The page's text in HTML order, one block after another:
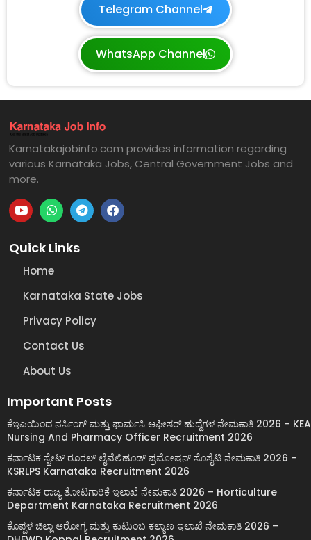
Telegram Channel
WhatsApp Channel
Karnatakajobinfo.com provides information regarding
various Karnataka Jobs, Central Government Jobs and
more.
Quick Links
Home
Karnataka State Jobs
Privacy Policy
Contact Us
About Us
Important Posts
ಕೆಇಎಯಿಂದ ನರ್ಸಿಂಗ್ ಮತ್ತು ಫಾರ್ಮಸಿ ಆಫೀಸರ್ ಹುದ್ದೆಗಳ ನೇಮಕಾತಿ 2026 – KEA
Nursing And Pharmacy Officer Recruitment 2026
ಕರ್ನಾಟಕ ಸ್ಟೇಟ್ ರೂರಲ್ ಲೈವೆಲಿಹೂಡ್ ಪ್ರಮೋಷನ್ ಸೊಸೈಟಿ ನೇಮಕಾತಿ 2026 –
KSRLPS Karnataka Recruitment 2026
ಕರ್ನಾಟಕ ರಾಜ್ಯ ತೋಟಗಾರಿಕೆ ಇಲಾಖೆ ನೇಮಕಾತಿ 2026 – Horticulture
Department Karnataka Recruitment 2026
ಕೊಪ್ಪಳ ಜಿಲ್ಲಾ ಆರೋಗ್ಯ ಮತ್ತು ಕುಟುಂಬ ಕಲ್ಯಾಣ ಇಲಾಖೆ ನೇಮಕಾತಿ 2026 –